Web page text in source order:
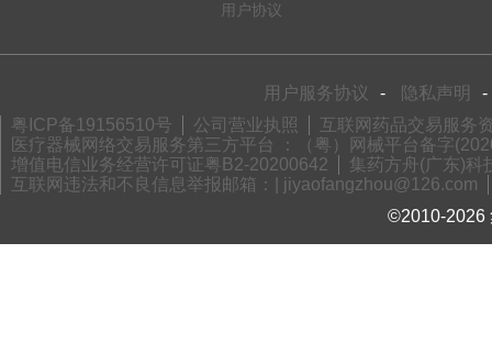
用户协议
用户服务协议 - 隐私声明
-
粤ICP备19156510号
公司营业执照
互联网药品交易服务
医疗器械网络交易服务第三方平台 ：（粤）网械平台备字
增值电信业务经营许可证粤B2-20200642
集药方舟(广东)科
互联网违法和不良信息举报邮箱：| jiyaofangzhou@126.com
©2010-2026